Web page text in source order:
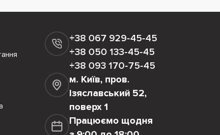
+38 067 929-45-45
+38 050 133-45-45
+38 093 170-75-45
м. Київ, пров.
Ізяславський 52,
поверх 1
Працюємо щодня